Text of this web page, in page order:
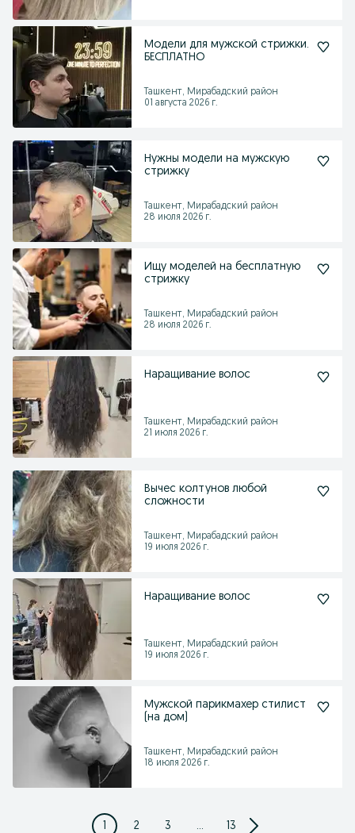
Модели для мужской стрижки.
БЕСПЛАТНО
Ташкент, Мирабадский район
01 августа 2026 г.
Нужны модели на мужскую
стрижку
Ташкент, Мирабадский район
28 июля 2026 г.
Ищу моделей на бесплатную
стрижку
Ташкент, Мирабадский район
28 июля 2026 г.
Наращивание волос
Ташкент, Мирабадский район
21 июля 2026 г.
Вычес колтунов любой
сложности
Ташкент, Мирабадский район
19 июля 2026 г.
Наращивание волос
Ташкент, Мирабадский район
19 июля 2026 г.
Мужской парикмахер стилист
(на дом)
Ташкент, Мирабадский район
18 июля 2026 г.
1 2 3 ... 13